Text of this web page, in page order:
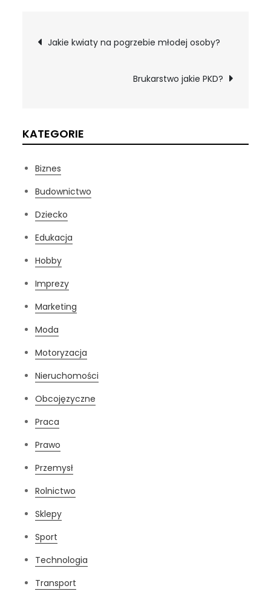
Nawigacja
Jakie kwiaty na pogrzebie młodej osoby?
Brukarstwo jakie PKD?
KATEGORIE
Biznes
Budownictwo
Dziecko
Edukacja
Hobby
Imprezy
Marketing
Moda
Motoryzacja
Nieruchomości
Obcojęzyczne
Praca
Prawo
Przemysł
Rolnictwo
Sklepy
Sport
Technologia
Transport